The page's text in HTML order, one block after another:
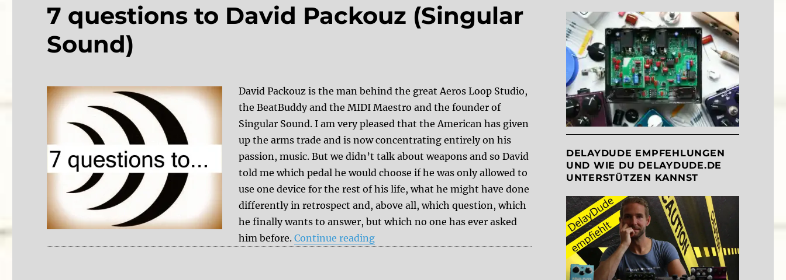
7 questions to David Packouz (Singular
Sound)
David Packouz is the man behind the great Aeros Loop Studio,
the BeatBuddy and the MIDI Maestro and the founder of
Singular Sound. I am very pleased that the American has given
up the arms trade and is now concentrating entirely on his
passion, music. But we didn’t talk about weapons and so David
told me which pedal he would choose if he was only allowed to
use one device for the rest of his life, what he might have done
differently in retrospect and, above all, which question, which
he finally wants to answer, but which no one has ever asked
him before.Continue reading“7 questions to David Packouz (Singular Sound)”
DELAYDUDE EMPFEHLUNGEN
UND WIE DU DELAYDUDE.DE
UNTERSTÜTZEN KANNST